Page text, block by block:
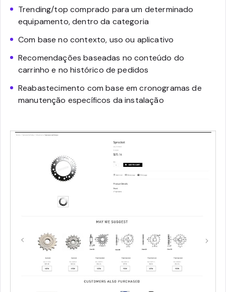
Trending/top comprado para um determinado
equipamento, dentro da categoria
Com base no contexto, uso ou aplicativo
Recomendações baseadas no conteúdo do
carrinho e no histórico de pedidos
Reabastecimento com base em cronogramas de
manutenção específicos da instalação